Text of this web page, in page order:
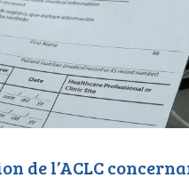
de l’ACLC